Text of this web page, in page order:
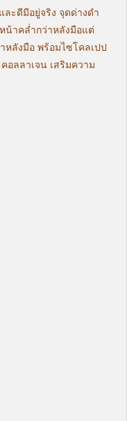
มีอยู่จริง จุดด่างดำ
น้าคล่ำกว่าหลังมือแต่
หลังมือ พร้อมไซโคลเปป
อลลาเจน เสริมความ